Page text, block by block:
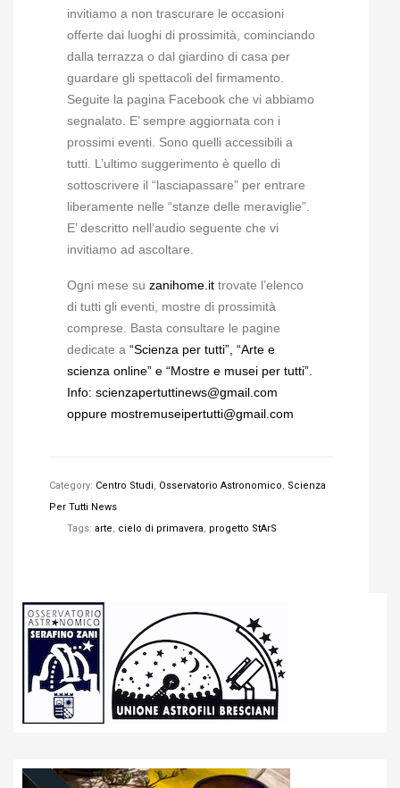
invitiamo a non trascurare le occasioni
offerte dai luoghi di prossimità, cominciando
dalla terrazza o dal giardino di casa per
guardare gli spettacoli del firmamento.
Seguite la pagina Facebook che vi abbiamo
segnalato. E’ sempre aggiornata con i
prossimi eventi. Sono quelli accessibili a
tutti. L’ultimo suggerimento è quello di
sottoscrivere il “lasciapassare” per entrare
liberamente nelle “stanze delle meraviglie”.
E’ descritto nell’audio seguente che vi
invitiamo ad ascoltare.
Ogni mese su zanihome.it trovate l’elenco
di tutti gli eventi, mostre di prossimità
comprese. Basta consultare le pagine
dedicate a “Scienza per tutti”, “Arte e
scienza online” e “Mostre e musei per tutti”.
Info: scienzapertuttinews@gmail.com
oppure mostremuseipertutti@gmail.com
Category: Centro Studi, Osservatorio Astronomico, Scienza
Per Tutti News
Tags: arte, cielo di primavera, progetto StArS